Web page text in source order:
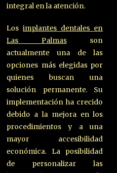
integral en la atención.
Losimplantes dentales en
Las Palmas son
actualmente una de las
opciones más elegidas por
quienes buscan una
solución permanente. Su
implementación ha crecido
debido a la mejora en los
procedimientos y a una
mayor accesibilidad
económica. La posibilidad
de personalizar las